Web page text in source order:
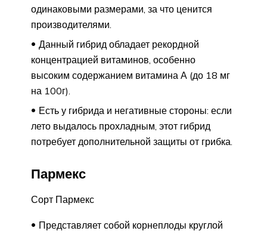
одинаковыми размерами, за что ценится
производителями.
Данный гибрид обладает рекордной
концентрацией витаминов, особенно
высоким содержанием витамина А (до 18 мг
на 100г).
Есть у гибрида и негативные стороны: если
лето выдалось прохладным, этот гибрид
потребует дополнительной защиты от грибка.
Пармекс
Сорт Пармекс
Представляет собой корнеплоды круглой